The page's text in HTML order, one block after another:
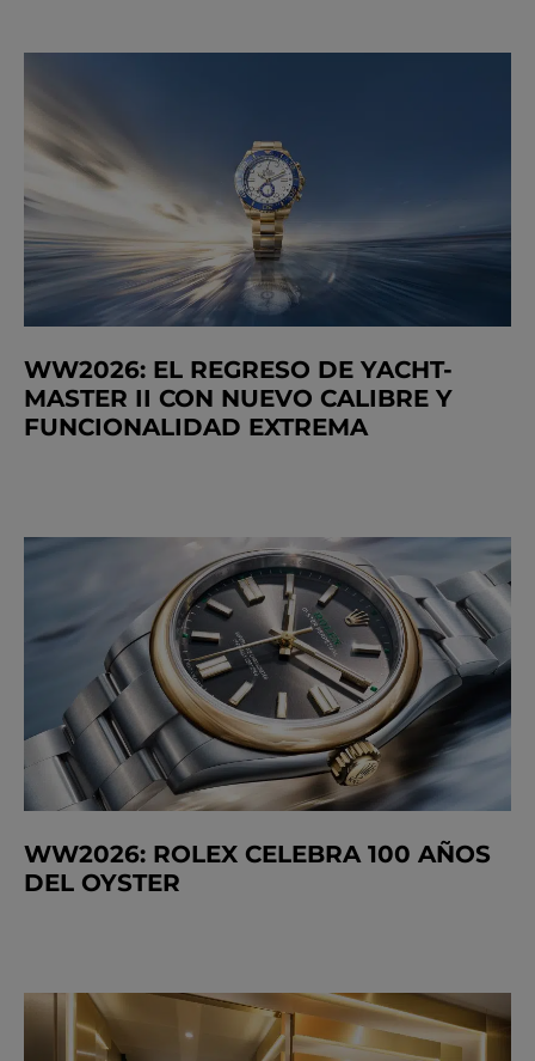
WW2026: EL REGRESO DE YACHT-
MASTER II CON NUEVO CALIBRE Y
FUNCIONALIDAD EXTREMA
WW2026: ROLEX CELEBRA 100 AÑOS
DEL OYSTER